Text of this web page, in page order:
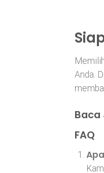
Anda.
Baca
FAQ